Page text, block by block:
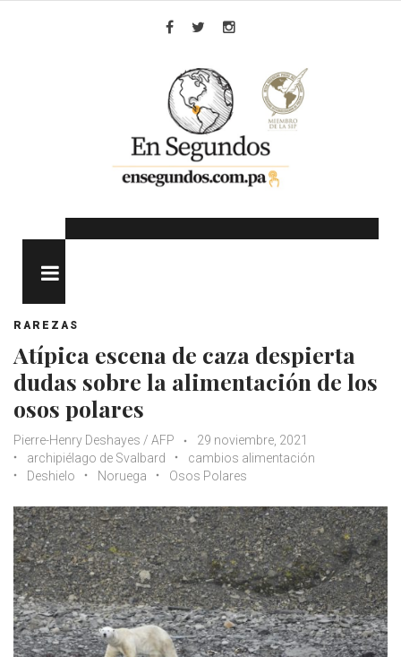
RAREZAS
Atípica escena de caza despierta
dudas sobre la alimentación de los
osos polares
Pierre-Henry Deshayes / AFP
29 noviembre, 2021
archipiélago de Svalbard
cambios alimentación
Deshielo
Noruega Osos Polares